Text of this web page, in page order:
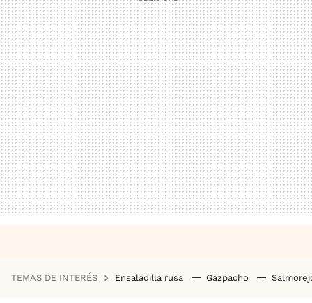
TEMAS DE INTERÉS Ensaladilla rusa Gazpacho